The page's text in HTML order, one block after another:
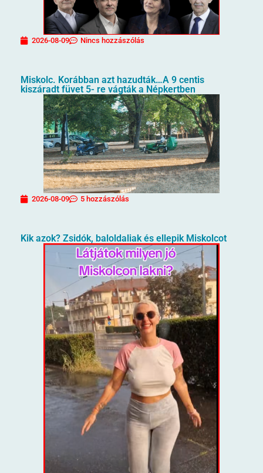
2026-08-09 Nincs hozzászólás
Miskolc. Korábban azt hazudták…A 9 centis
kiszáradt füvet 5- re vágták a Népkertben
2026-08-09 5 hozzászólás
Kik azok? Zsidók, baloldaliak és ellepik Miskolcot